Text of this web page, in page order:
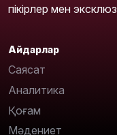
пікірлер мен
Айдарлар
Саясат
Аналитика
Қоғам
Мәдениет